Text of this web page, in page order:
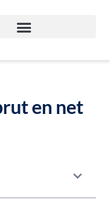
en net